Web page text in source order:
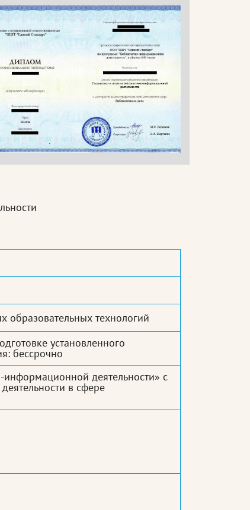
образовательных технологий
установленного
бессрочно
информационной деятельности» с
в сфере